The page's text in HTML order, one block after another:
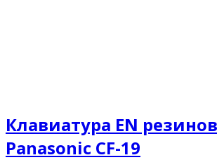
Клавиатура EN
Panasonic CF-19